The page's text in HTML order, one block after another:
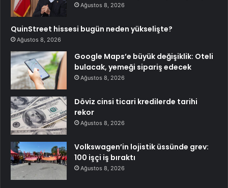
Ağustos 8, 2026
QuinStreet hissesi bugün neden yükselişte?
Ağustos 8, 2026
Google Maps’e büyük değişiklik: Oteli
bulacak, yemeği sipariş edecek
Ağustos 8, 2026
Döviz cinsi ticari kredilerde tarihi
rekor
Ağustos 8, 2026
Volkswagen’in lojistik üssünde grev:
100 işçi iş bıraktı
Ağustos 8, 2026